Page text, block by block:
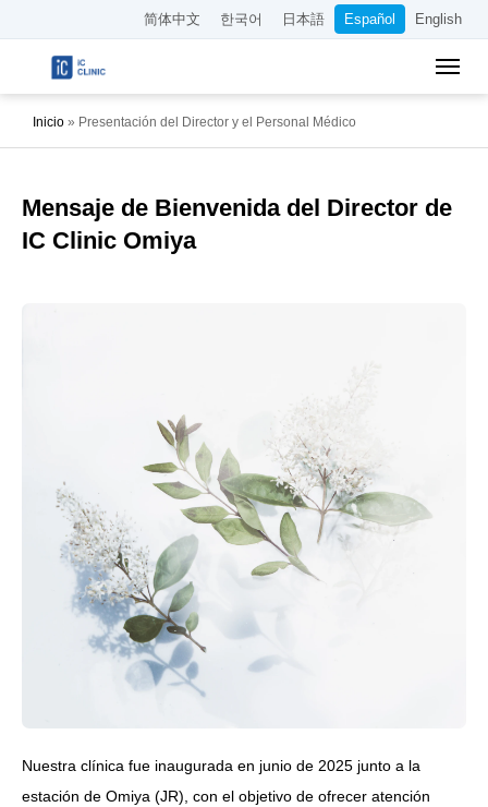
简体中文 한국어 日本語 Español English
Inicio » Presentación del Director y el Personal Médico
Mensaje de Bienvenida del Director de
IC Clinic Omiya
Nuestra clínica fue inaugurada en junio de 2025 junto a la
estación de Omiya (JR), con el objetivo de ofrecer atención